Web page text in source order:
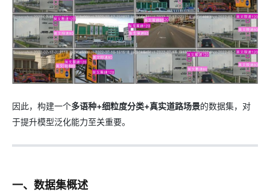
因此，构建一个多语种+细粒度分类+真实道路场景的数据集，对
于提升模型泛化能力至关重要。
一、数据集概述